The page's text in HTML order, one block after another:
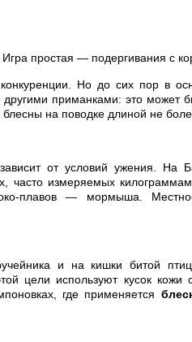
простая — подергивания с
Но до сих пор в
приманками: это может
на поводке длиной не
от условий ужения. На
часто измеряемых
плавов — мормыша.
и на кишки битой
цели используют кусок кожи
где применяется